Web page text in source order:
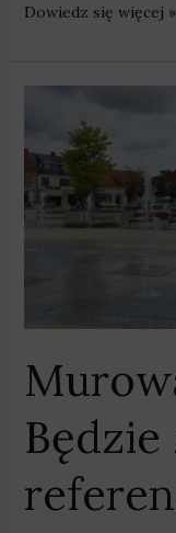
Dowiedz się więcej »
Goślina:
Będzie
znów
referendum